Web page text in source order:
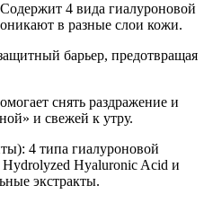
4 вида гиалуроновой
в разные слои кожи.
барьер, предотвращая
снять раздражение и
и свежей к утру.
4 типа гиалуроновой
Hyaluronic Acid и
экстракты.